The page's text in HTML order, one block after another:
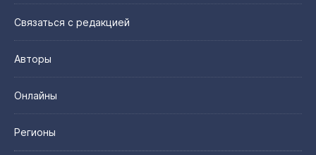
Связаться с редакцией
Авторы
Онлайны
Регионы